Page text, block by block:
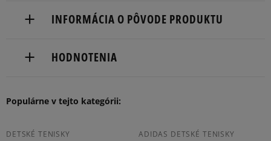
Dostupné spôsoby doručenia:
boxy: Z-BOX),
slovenská pošta - na adresu,
Dostupné spôsoby platby:
INFORMÁCIA O PÔVODE PRODUKTU
Hoogoorddreef 9a
serviceinfo@onlineshop.adidas.com
HODNOTENIA
Produkt nemá žiadne recenzie
Populárne v tejto kategórii:
DETSKÉ TENISKY ADIDAS DETSKÉ TENISKY